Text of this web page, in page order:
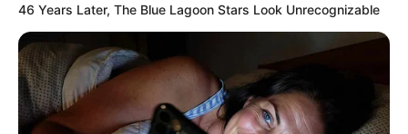
46 Years Later, The Blue Lagoon Stars Look Unrecognizable